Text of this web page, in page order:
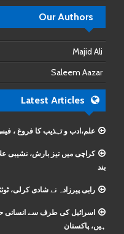
Our Authors
Majid Ali
Saleem Aazar
Latest Articles
علم،ادب و تہذیب کا فروغ ،
کراچی میں تیز بارش، نشیبی
بند
رابی پیرزادہ نے شادی کرلی،
اسرائیل کی طرف سے انسانی
ہیں، پاکستان